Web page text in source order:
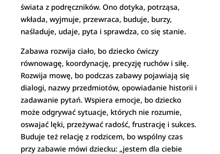
świata z podręczników. Ono dotyka, potrząsa,
wkłada, wyjmuje, przewraca, buduje, burzy,
naśladuje, udaje, pyta i sprawdza, co się stanie.
Zabawa rozwija ciało, bo dziecko ćwiczy
równowagę, koordynację, precyzję ruchów i siłę.
Rozwija mowę, bo podczas zabawy pojawiają się
dialogi, nazwy przedmiotów, opowiadanie historii i
zadawanie pytań. Wspiera emocje, bo dziecko
może odgrywać sytuacje, których nie rozumie,
oswajać lęki, przeżywać radość, frustrację i sukces.
Buduje też relację z rodzicem, bo wspólny czas
przy zabawie mówi dziecku: „jestem dla ciebie